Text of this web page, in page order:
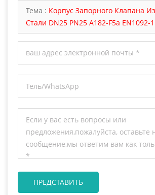
Тема : Корпус Запорного Клапана
Стали DN25 PN25 A182-F5a EN1092-